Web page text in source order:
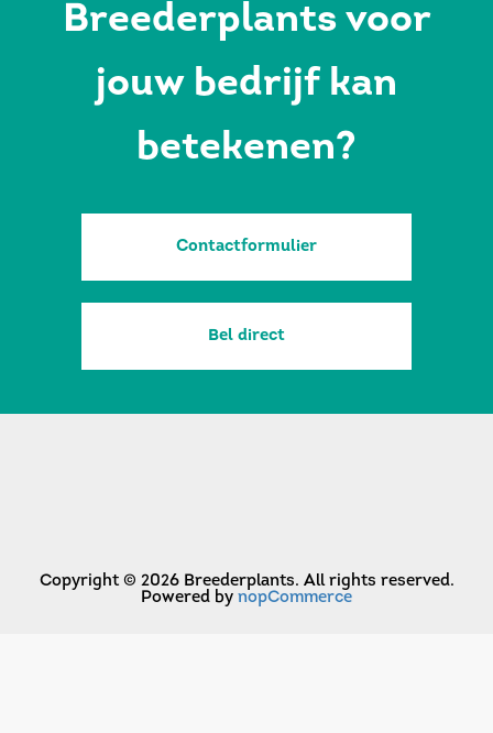
Breederplants voor
jouw bedrijf kan
betekenen?
Contactformulier
Bel direct
Copyright © 2026 Breederplants. All rights reserved.
Powered by nopCommerce